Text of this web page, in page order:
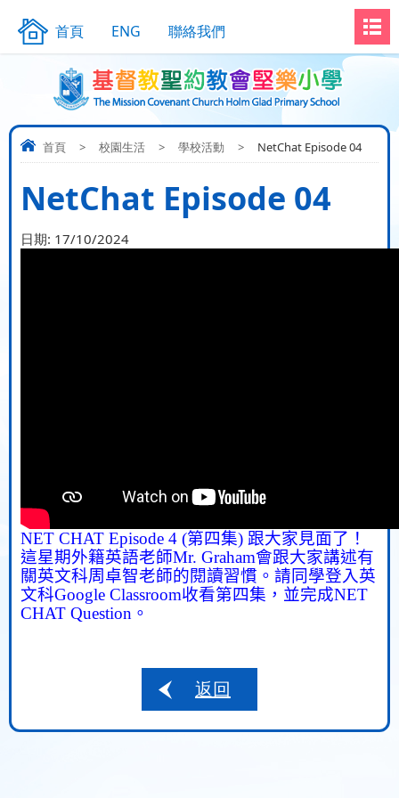
首頁 ENG 聯絡我們
首頁 > 校園生活 > 學校活動 > NetChat Episode 04
NetChat Episode 04
日期: 17/10/2024
NET CHAT Episode 4 (第四集) 跟大家見面了！
這星期外籍英語老師Mr. Graham會跟大家講述有
關英文科周卓智老師的閱讀習慣。請同學登入英
文科Google Classroom收看第四集，並完成NET
CHAT Question 。
返回